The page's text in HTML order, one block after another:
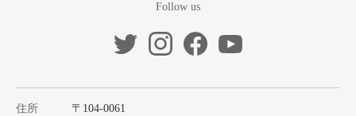
Follow us
住所
〒104-0061